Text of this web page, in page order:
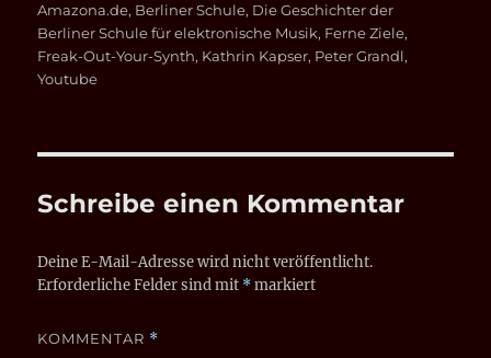
am
Amazona.de, Berliner Schule, Die Geschichter der
Berliner Schule für elektronische Musik, Ferne Ziele,
Freak-Out-Your-Synth, Kathrin Kapser, Peter Grandl,
Youtube
Schreibe einen Kommentar
Deine E-Mail-Adresse wird nicht veröffentlicht.
Erforderliche Felder sind mit *markiert
KOMMENTAR *